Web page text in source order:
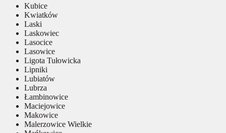
Kubice
Kwiatków
Laski
Laskowiec
Lasocice
Lasowice
Ligota Tułowicka
Lipniki
Lubiatów
Lubrza
Łambinowice
Maciejowice
Makowice
Malerzowice Wielkie